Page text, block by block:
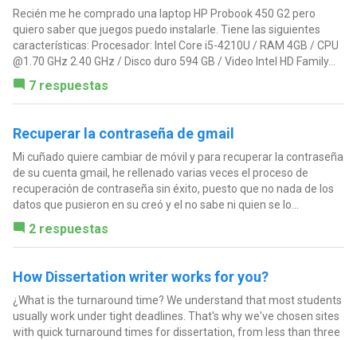
Recién me he comprado una laptop HP Probook 450 G2 pero
quiero saber que juegos puedo instalarle. Tiene las siguientes
características: Procesador: Intel Core i5-4210U / RAM 4GB / CPU
@1.70 GHz 2.40 GHz / Disco duro 594 GB / Video Intel HD Family...
7 respuestas
Recuperar la contraseña de gmail
Mi cuñado quiere cambiar de móvil y para recuperar la contraseña
de su cuenta gmail, he rellenado varias veces el proceso de
recuperación de contraseña sin éxito, puesto que no nada de los
datos que pusieron en su creó y el no sabe ni quien se lo...
2 respuestas
How Dissertation writer works for you?
¿What is the turnaround time? We understand that most students
usually work under tight deadlines. That's why we've chosen sites
with quick turnaround times for dissertation, from less than three